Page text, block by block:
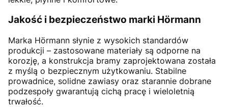
Jakość i bezpieczeństwo marki Hörmann
Marka Hörmann słynie z wysokich standardów
produkcji – zastosowane materiały są odporne na
korozję, a konstrukcja bramy zaprojektowana została
z myślą o bezpiecznym użytkowaniu. Stabilne
prowadnice, solidne zawiasy oraz starannie dobrane
podzespoły gwarantują cichą pracę i wieloletnią
trwałość.